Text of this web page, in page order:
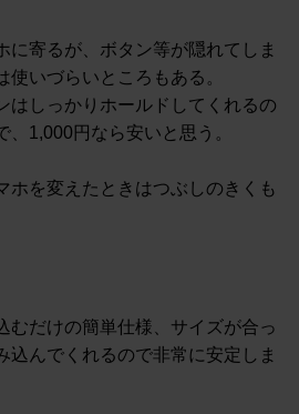
に寄るが、ボタン等が隠れてしま
使いづらいところもある。
はしっかりホールドしてくれるの
1,000円なら安いと思う。
ホを変えたときはつぶしのきくも
むだけの簡単仕様、サイズが合っ
込んでくれるので非常に安定しま